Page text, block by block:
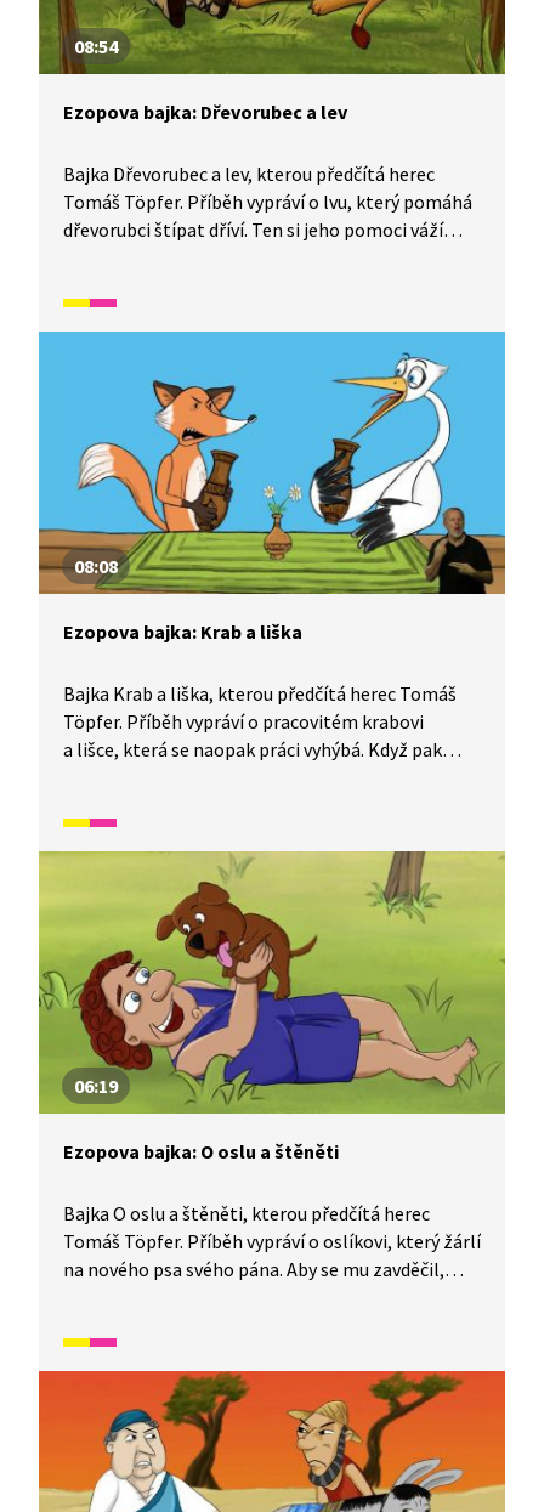
08:54
Ezopova bajka: Dřevorubec a lev
Bajka Dřevorubec a lev, kterou předčítá herec
Tomáš Töpfer. Příběh vypráví o lvu, který pomáhá
dřevorubci štípat dříví. Ten si jeho pomoci váží
08:08
Ezopova bajka: Krab a liška
Bajka Krab a liška, kterou předčítá herec Tomáš
Töpfer. Příběh vypráví o pracovitém krabovi
a lišce, která se naopak práci vyhýbá. Když pak
zkusí napálit alespoň čápa. Avšak výsledek je
stejný.
06:19
Ezopova bajka: O oslu a štěněti
Bajka O oslu a štěněti, kterou předčítá herec
Tomáš Töpfer. Příběh vypráví o oslíkovi, který žárlí
na nového psa svého pána. Aby se mu zavděčil,
čeká trest. Oslovi tak nezbývá nic jiného než utéct.